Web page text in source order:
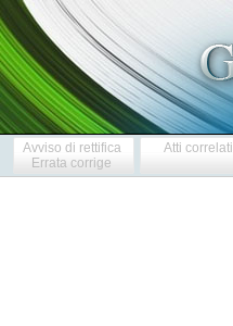
Avviso di rettifica
Errata corrige
Atti correlati